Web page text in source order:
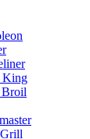
King
Broil